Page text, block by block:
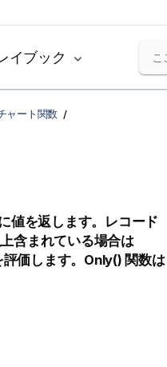
イブック
ャート関数
値を返します。レコード
含まれている場合は
価します。 Only() 関数は